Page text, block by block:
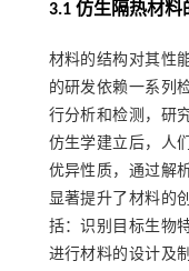
3.1 仿生隔热材
材料的结构对其性
的研发依赖一系列
行分析和检测，研
仿生学建立后，人
优异性质，通过解
显著提升了材料的
括：识别目标生物
进行材料的设计及